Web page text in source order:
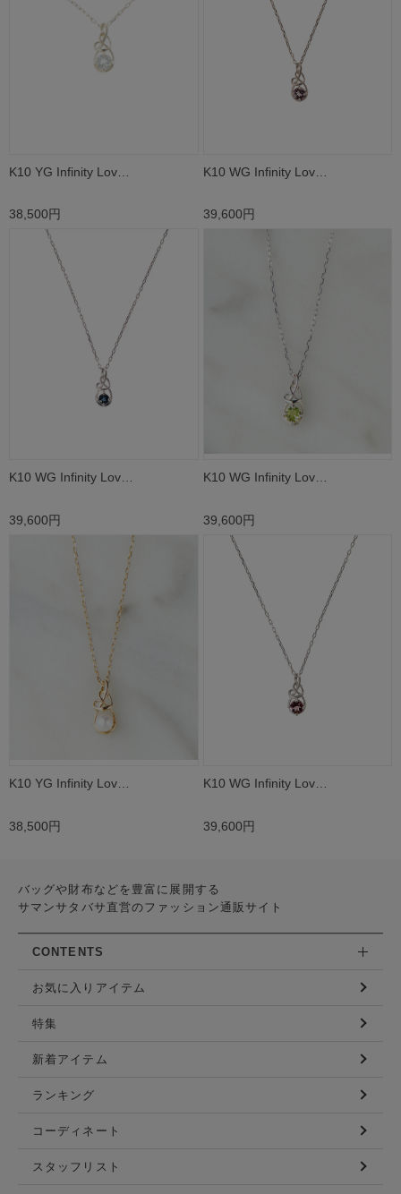
K10 YG Infinity Lov…
38,500円
K10 WG Infinity Lov…
39,600円
K10 WG Infinity Lov…
39,600円
K10 WG Infinity Lov…
39,600円
K10 YG Infinity Lov…
38,500円
K10 WG Infinity Lov…
39,600円
バッグや財布などを豊富に展開する
サマンサタバサ直営のファッション通販サイト
CONTENTS
お気に入りアイテム
特集
新着アイテム
ランキング
コーディネート
スタッフリスト